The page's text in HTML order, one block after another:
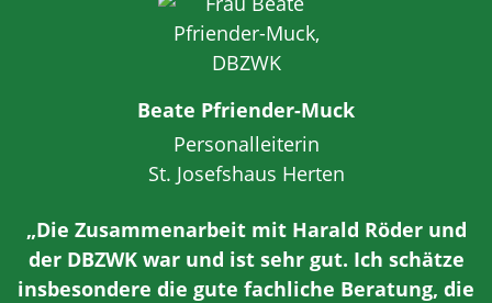
Beate Pfriender-Muck
Personalleiterin
St. Josefshaus Herten
„Die Zusammenarbeit mit Harald Röder und
der DBZWK war und ist sehr gut. Ich schätze
insbesondere die gute fachliche Beratung, die